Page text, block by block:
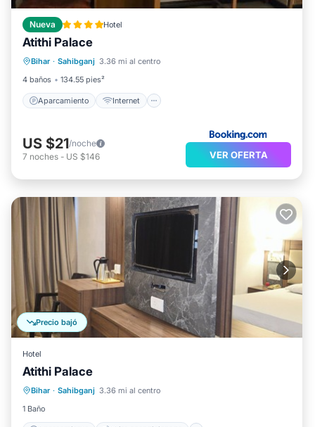
Nueva Hotel
Atithi Palace
Bihar · Sahibganj 3.36 mi al centro
4 baños
134.55 pies²
Aparcamiento Internet
Aparcamiento
Apto para niños
Seguridad/Protección
US $21/noche
7 noches - US $146 VER OFERTA
Precio bajó
Hotel
Atithi Palace
Bihar · Sahibganj 3.36 mi al centro
1 Baño
Aparcamiento
Internet
Apto para niños